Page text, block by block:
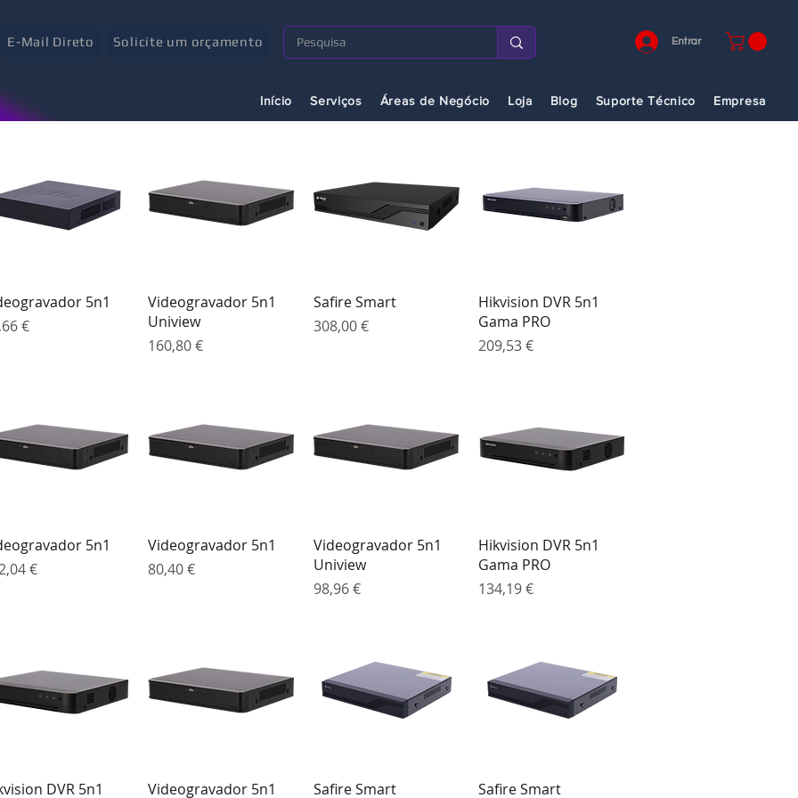
E-Mail Direto Solicite um orçamento Entrar
Início Serviços Áreas de Negócio Loja Blog Suporte Técnico Empresa
rápida
5n1
€
Visualização rápida
Videogravador 5n1
Uniview
Preço
160,80 €
Visualização rápida
Safire Smart
Preço
308,00 €
Visualização rápida
Hikvision DVR 5n1
Gama PRO
Preço
209,53 €
rápida
5n1
€
Visualização rápida
Videogravador 5n1
Preço
80,40 €
Visualização rápida
Videogravador 5n1
Uniview
Preço
98,96 €
Visualização rápida
Hikvision DVR 5n1
Gama PRO
Preço
134,19 €
rápida
DVR 5n1 Visualização rápida
Videogravador 5n1 Visualização rápida
Safire Smart Visualização rápida
Safire Smart